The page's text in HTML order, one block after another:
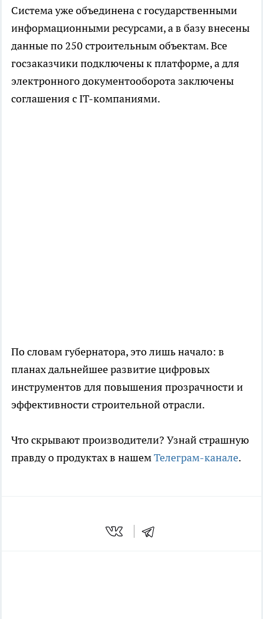
Система уже объединена с государственными
информационными ресурсами, а в базу внесены
данные по 250 строительным объектам. Все
госзаказчики подключены к платформе, а для
электронного документооборота заключены
соглашения с IT-компаниями.
По словам губернатора, это лишь начало: в
планах дальнейшее развитие цифровых
инструментов для повышения прозрачности и
эффективности строительной отрасли.
Что скрывают производители? Узнай страшную
правду о продуктах в нашемТелеграм-канале.